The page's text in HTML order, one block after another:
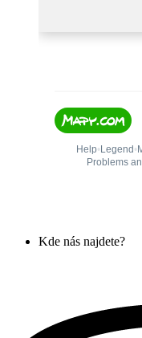
Kde nás najdete?